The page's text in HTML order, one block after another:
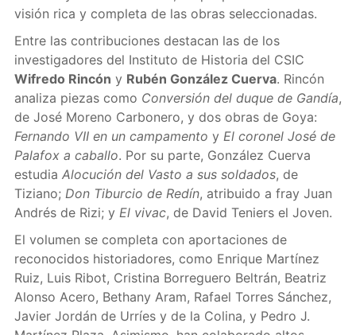
visión rica y completa de las obras seleccionadas.
Entre las contribuciones destacan las de los
investigadores del Instituto de Historia del CSIC
Wifredo Rincón y Rubén González Cuerva. Rincón
analiza piezas como Conversión del duque de Gandía,
de José Moreno Carbonero, y dos obras de Goya:
Fernando VII en un campamento y El coronel José de
Palafox a caballo. Por su parte, González Cuerva
estudia Alocución del Vasto a sus soldados, de
Tiziano; Don Tiburcio de Redín, atribuido a fray Juan
Andrés de Rizi; y El vivac, de David Teniers el Joven.
El volumen se completa con aportaciones de
reconocidos historiadores, como Enrique Martínez
Ruiz, Luis Ribot, Cristina Borreguero Beltrán, Beatriz
Alonso Acero, Bethany Aram, Rafael Torres Sánchez,
Javier Jordán de Urríes y de la Colina, y Pedro J.